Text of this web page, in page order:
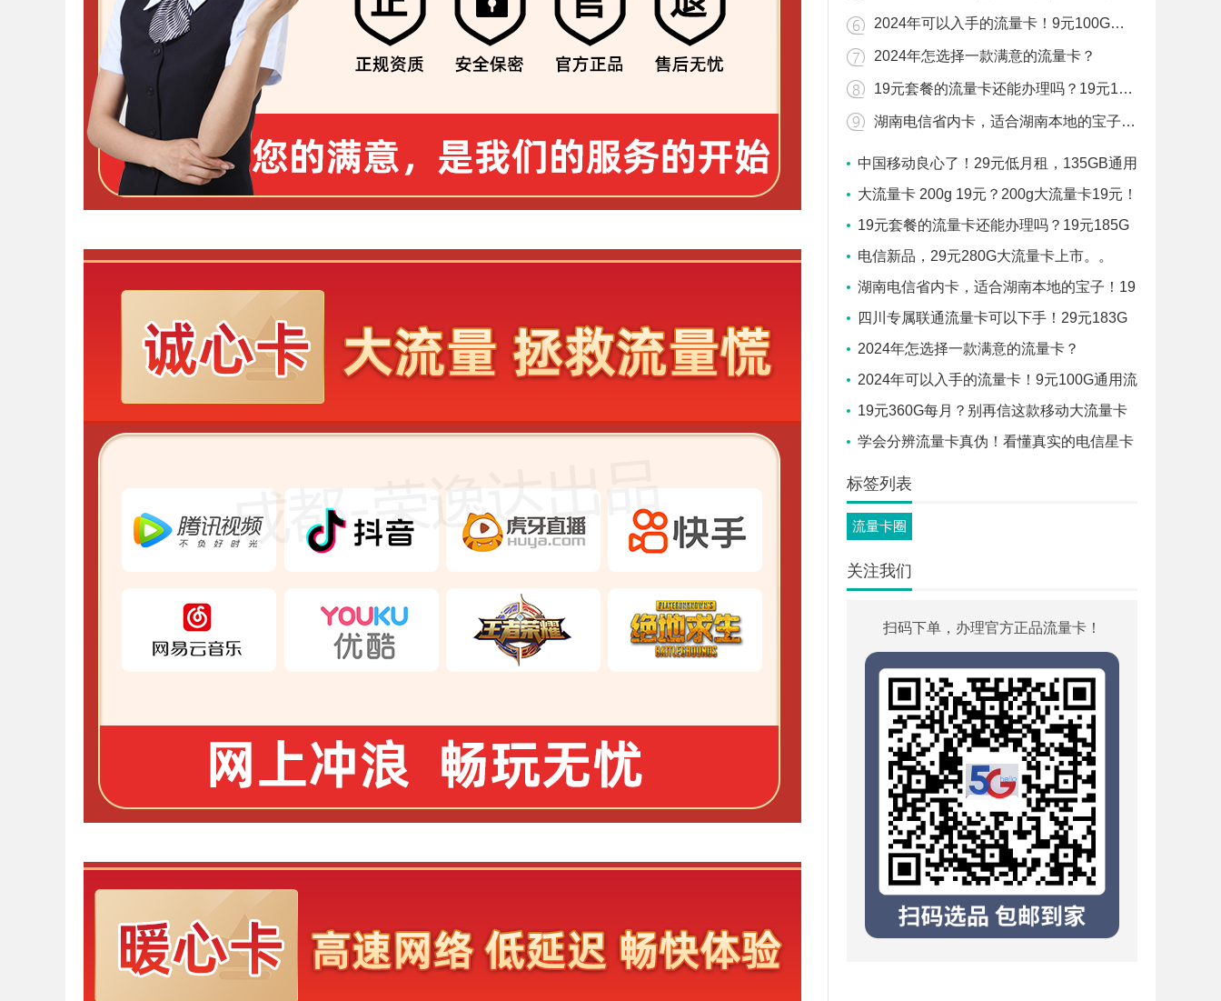
2024年可以入手的流量卡！9元100G通用流量+500分钟通话！
2024年怎选择一款满意的流量卡？
19元套餐的流量卡还能办理吗？19元185G流量可以下手
湖南电信省内卡，适合湖南本地的宝子！19元185G全国流量+100分钟通话！
中国移动良心了！29元低月租，135GB通用
大流量，价格很亲民
大流量卡 200g 19元？200g大流量卡19元！
19元套餐的流量卡还能办理吗？19元185G
流量可以下手
电信新品，29元280G大流量卡上市。。
湖南电信省内卡，适合湖南本地的宝子！19
元185G全国流量+100分钟通话！
四川专属联通流量卡可以下手！29元183G
通用流量+100分钟！
2024年怎选择一款满意的流量卡？
2024年可以入手的流量卡！9元100G通用流
量+500分钟通话！
19元360G每月？别再信这款移动大流量卡
了！
学会分辨流量卡真伪！看懂真实的电信星卡
套餐！
标签列表
流量卡圈
关注我们
扫码下单，办理官方正品流量卡！